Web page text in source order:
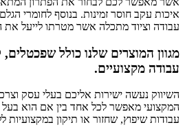
איכות עקב חוסר זמינות. בנוסף לחומרי
עבודה וציוד מתכלה אשר מטרתו לייעל
מגוון המוצרים שלנו כולל שפכטלים,
עבודה מקצועיים.
השיווק נעשה ישירות אליכם בעלי עסק
המקצועי מאפשר לכל אחד בין אם הוא
עבודות שיפוץ, שחזור או תיקון במקצועיות